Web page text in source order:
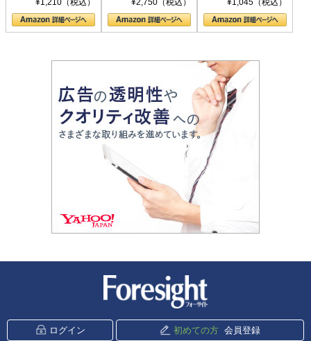
¥1,210（税込）
の顔
¥2,750（税込） ¥1,045（税込）
ログイン 初めての方 会員登録